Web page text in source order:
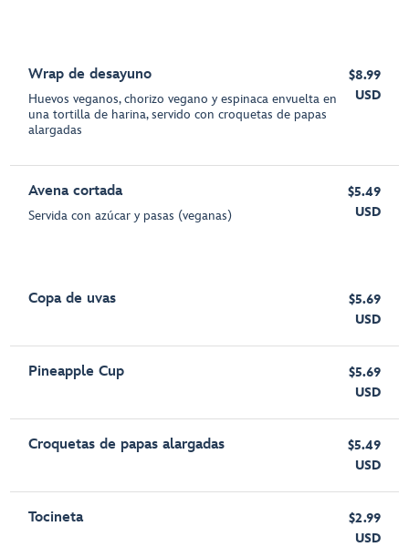
Wrap de desayuno
Huevos veganos, chorizo vegano y espinaca envuelta en
una tortilla de harina, servido con croquetas de papas
alargadas
$8.99
USD
Avena cortada
Servida con azúcar y pasas (veganas)
$5.49
USD
Copa de uvas
$5.69
USD
Pineapple Cup
$5.69
USD
Croquetas de papas alargadas
$5.49
USD
Tocineta
$2.99
USD